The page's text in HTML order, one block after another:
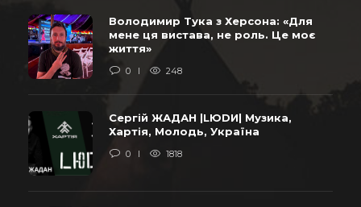
Володимир Тука з Херсона: «Для
мене ця вистава, не роль. Це моє
життя»
0 248
Сергій ЖАДАН |LЮDИ| Музика,
Хартія, Молодь, Україна
0 1818